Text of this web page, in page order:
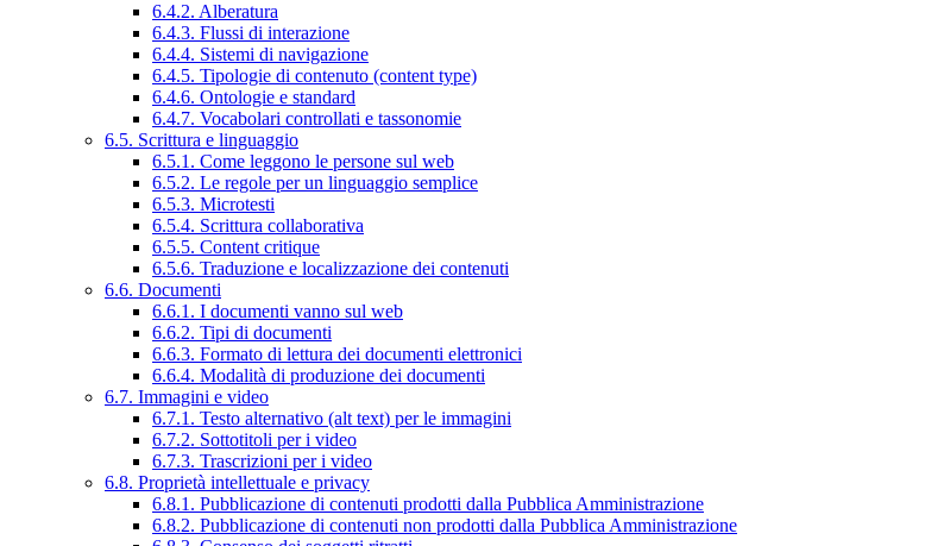
6.4.2. Alberatura
6.4.3. Flussi di interazione
6.4.4. Sistemi di navigazione
6.4.5. Tipologie di contenuto (content type)
6.4.6. Ontologie e standard
6.4.7. Vocabolari controllati e tassonomie
6.5. Scrittura e linguaggio
6.5.1. Come leggono le persone sul web
6.5.2. Le regole per un linguaggio semplice
6.5.3. Microtesti
6.5.4. Scrittura collaborativa
6.5.5. Content critique
6.5.6. Traduzione e localizzazione dei contenuti
6.6. Documenti
6.6.1. I documenti vanno sul web
6.6.2. Tipi di documenti
6.6.3. Formato di lettura dei documenti elettronici
6.6.4. Modalità di produzione dei documenti
6.7. Immagini e video
6.7.1. Testo alternativo (alt text) per le immagini
6.7.2. Sottotitoli per i video
6.7.3. Trascrizioni per i video
6.8. Proprietà intellettuale e privacy
6.8.1. Pubblicazione di contenuti prodotti dalla Pubblica Amministrazione
6.8.2. Pubblicazione di contenuti non prodotti dalla Pubblica Amministrazione